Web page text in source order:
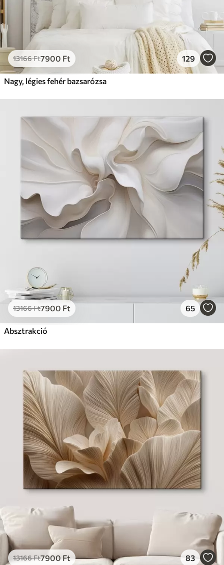
13166Ft7900 Ft 129
Nagy, légies fehér bazsarózsa
13166Ft7900 Ft 65
Absztrakció
13166Ft7900 Ft 83